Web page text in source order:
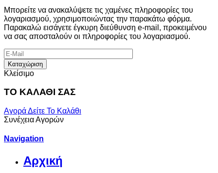
Μπορείτε να ανακαλύψετε τις χαμένες πληροφορίες του
λογαριασμού, χρησιμοποιώντας την παρακάτω φόρμα.
Παρακαλώ εισάγετε έγκυρη διεύθυνση e-mail, προκειμένου
να σας αποσταλούν οι πληροφορίες του λογαριασμού.
Καταχώριση
Κλείσιμο
ΤΟ ΚΑΛΑΘΙ ΣΑΣ
ΑγοράΔείτε Το Καλάθι
Συνέχεια Αγορών
Navigation
Αρχική